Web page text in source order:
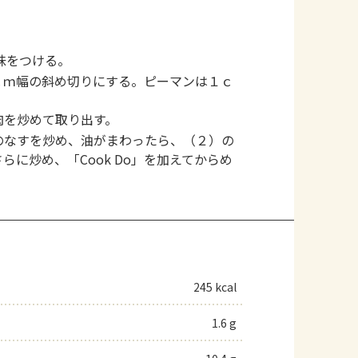
つける。
幅の斜め切りにする。ピーマンは１ｃ
炒めて取り出す。
すを炒め、油がまわったら、（２）の
に炒め、「Cook Do」を加えてからめ
245 kcal
1.6 g